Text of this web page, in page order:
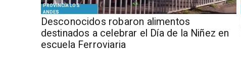
PROVINCIA LOS
ANDES
Desconocidos robaron alimentos
destinados a celebrar el Día de la Niñez en
escuela Ferroviaria